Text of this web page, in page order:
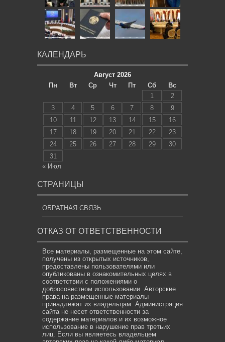
КАЛЕНДАРЬ
Август 2026
Пн
Вт Ср Чт Пт Сб
Вс
1
2
3
4 5 6 7 8
9
10
11 12 13 14 15
16
17
18 19 20 21 22
23
24
25 26 27 28 29
30
31
« Июл
СТРАНИЦЫ
ОБРАТНАЯ СВЯЗЬ
ОТКАЗ ОТ ОТВЕТСТВЕННОСТИ
Все материалы, размещенные на этом сайте,
получены из открытых источников,
предоставлены пользователями или
опубликованы в ознакомительных целях в
соответствии с положениями о
добросовестном использовании. Авторские
права на размещенные материалы
принадлежат их владельцам. Администрация
сайта не несет ответственности за
содержание материалов и их возможное
использование в нарушение прав третьих
лиц. Если вы являетесь владельцем